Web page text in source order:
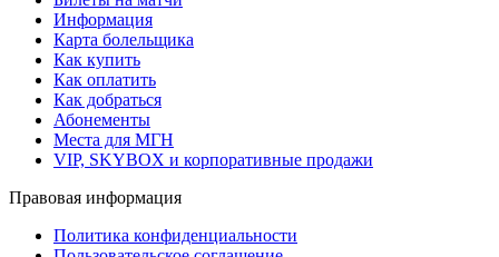
Информация
Карта болельщика
Как купить
Как оплатить
Как добраться
Абонементы
Места для МГН
VIP, SKYBOX и корпоративные продажи
Правовая информация
Политика конфиденциальности